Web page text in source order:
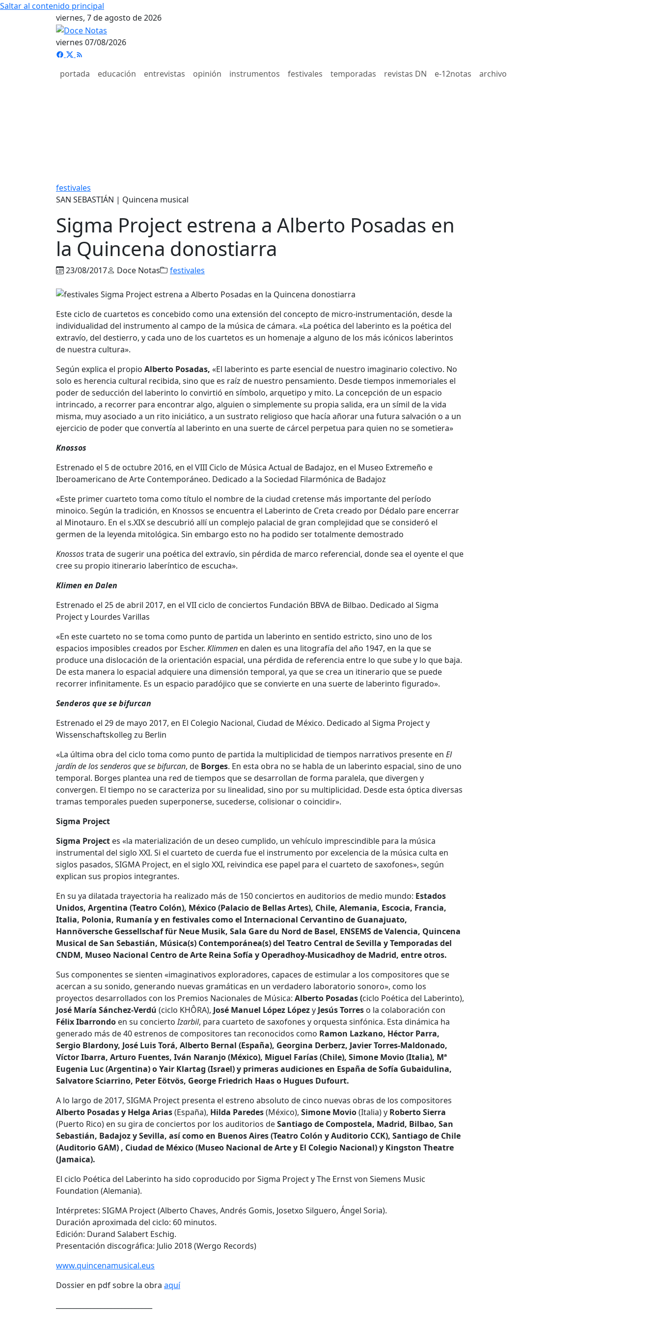
Saltar al contenido principal
viernes, 7 de agosto de 2026
viernes 07/08/2026
portada educación entrevistas opinión instrumentos festivales temporadas revistas DN e-12notas archivo
festivales
SAN SEBASTIÁN | Quincena musical
Sigma Project estrena a Alberto Posadas en
la Quincena donostiarra
23/08/2017 Doce Notas festivales
Este ciclo de cuartetos es concebido como una extensión del concepto de micro-instrumentación, desde la
individualidad del instrumento al campo de la música de cámara. «La poética del laberinto es la poética del
extravío, del destierro, y cada uno de los cuartetos es un homenaje a alguno de los más icónicos laberintos
de nuestra cultura».
Según explica el propio Alberto Posadas, «El laberinto es parte esencial de nuestro imaginario colectivo. No
solo es herencia cultural recibida, sino que es raíz de nuestro pensamiento. Desde tiempos inmemoriales el
poder de seducción del laberinto lo convirtió en símbolo, arquetipo y mito. La concepción de un espacio
intrincado, a recorrer para encontrar algo, alguien o simplemente su propia salida, era un símil de la vida
misma, muy asociado a un rito iniciático, a un sustrato religioso que hacía añorar una futura salvación o a un
ejercicio de poder que convertía al laberinto en una suerte de cárcel perpetua para quien no se sometiera»
Knossos
Estrenado el 5 de octubre 2016, en el VIII Ciclo de Música Actual de Badajoz, en el Museo Extremeño e
Iberoamericano de Arte Contemporáneo. Dedicado a la Sociedad Filarmónica de Badajoz
«Este primer cuarteto toma como título el nombre de la ciudad cretense más importante del período
minoico. Según la tradición, en Knossos se encuentra el Laberinto de Creta creado por Dédalo pare encerrar
al Minotauro. En el s.XIX se descubrió allí un complejo palacial de gran complejidad que se consideró el
germen de la leyenda mitológica. Sin embargo esto no ha podido ser totalmente demostrado
Knossostrata de sugerir una poética del extravío, sin pérdida de marco referencial, donde sea el oyente el que
cree su propio itinerario laberíntico de escucha».
Klimen en Dalen
Estrenado el 25 de abril 2017, en el VII ciclo de conciertos Fundación BBVA de Bilbao. Dedicado al Sigma
Project y Lourdes Varillas
«En este cuarteto no se toma como punto de partida un laberinto en sentido estricto, sino uno de los
espacios imposibles creados por Escher. Klimmen en dalen es una litografía del año 1947, en la que se
produce una dislocación de la orientación espacial, una pérdida de referencia entre lo que sube y lo que baja.
De esta manera lo espacial adquiere una dimensión temporal, ya que se crea un itinerario que se puede
recorrer infinitamente. Es un espacio paradójico que se convierte en una suerte de laberinto figurado».
Senderos que se bifurcan
Estrenado el 29 de mayo 2017, en El Colegio Nacional, Ciudad de México. Dedicado al Sigma Project y
Wissenschaftskolleg zu Berlin
«La última obra del ciclo toma como punto de partida la multiplicidad de tiempos narrativos presente en El
jardín de los senderos que se bifurcan, de Borges. En esta obra no se habla de un laberinto espacial, sino de uno
temporal. Borges plantea una red de tiempos que se desarrollan de forma paralela, que divergen y
convergen. El tiempo no se caracteriza por su linealidad, sino por su multiplicidad. Desde esta óptica diversas
tramas temporales pueden superponerse, sucederse, colisionar o coincidir».
Sigma Project
Sigma Project es «la materialización de un deseo cumplido, un vehículo imprescindible para la música
instrumental del siglo XXI. Si el cuarteto de cuerda fue el instrumento por excelencia de la música culta en
siglos pasados, SIGMA Project, en el siglo XXI, reivindica ese papel para el cuarteto de saxofones», según
explican sus propios integrantes.
En su ya dilatada trayectoria ha realizado más de 150 conciertos en auditorios de medio mundo: Estados
Unidos, Argentina (Teatro Colón), México (Palacio de Bellas Artes), Chile, Alemania, Escocia, Francia,
Italia, Polonia, Rumanía y en festivales como el Internacional Cervantino de Guanajuato,
Hannöversche Gessellschaf für Neue Musik, Sala Gare du Nord de Basel, ENSEMS de Valencia, Quincena
Musical de San Sebastián, Música(s) Contemporánea(s) del Teatro Central de Sevilla y Temporadas del
CNDM, Museo Nacional Centro de Arte Reina Sofía y Operadhoy-Musicadhoy de Madrid, entre otros.
Sus componentes se sienten «imaginativos exploradores, capaces de estimular a los compositores que se
acercan a su sonido, generando nuevas gramáticas en un verdadero laboratorio sonoro», como los
proyectos desarrollados con los Premios Nacionales de Música: Alberto Posadas (ciclo Poética del Laberinto),
José María Sánchez-Verdú (ciclo KHÔRA), José Manuel López LópezyJesús Torres o la colaboración con
Félix Ibarrondo en su conciertoIzarbil, para cuarteto de saxofones y orquesta sinfónica. Esta dinámica ha
generado más de 40 estrenos de compositores tan reconocidos como Ramon Lazkano, Héctor Parra,
Sergio Blardony, José Luis Torá, Alberto Bernal (España), Georgina Derberz, Javier Torres-Maldonado,
Víctor Ibarra, Arturo Fuentes, Iván Naranjo (México), Miguel Farías (Chile), Simone Movio (Italia), Mª
Eugenia Luc (Argentina) o Yair Klartag (Israel) y primeras audiciones en España de Sofía Gubaidulina,
Salvatore Sciarrino, Peter Eötvös, George Friedrich Haas o Hugues Dufourt.
A lo largo de 2017, SIGMA Project presenta el estreno absoluto de cinco nuevas obras de los compositores
Alberto Posadas y Helga Arias(España), Hilda Paredes(México), Simone Movio(Italia) y Roberto Sierra
(Puerto Rico) en su gira de conciertos por los auditorios deSantiago de Compostela, Madrid, Bilbao, San
Sebastián, Badajoz y Sevilla, así como en Buenos Aires (Teatro Colón y Auditorio CCK), Santiago de Chile
(Auditorio GAM) , Ciudad de México (Museo Nacional de Arte y El Colegio Nacional) y Kingston Theatre
(Jamaica).
El ciclo Poética del Laberinto ha sido coproducido por Sigma Project y The Ernst von Siemens Music
Foundation (Alemania).
Intérpretes: SIGMA Project (Alberto Chaves, Andrés Gomis, Josetxo Silguero, Ángel Soria).
Duración aproximada del ciclo: 60 minutos.
Edición: Durand Salabert Eschig.
Presentación discográfica: Julio 2018 (Wergo Records)
www.quincenamusical.eus
Dossier en pdf sobre la obra aquí